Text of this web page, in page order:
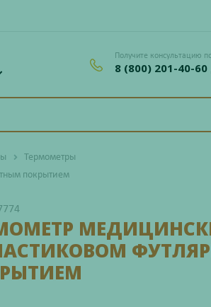
Получите консультацию
8 (800) 201-40-
Термометры
покрытием